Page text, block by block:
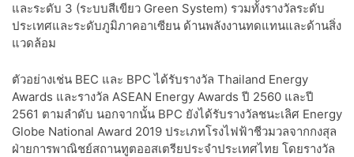
และระดับ 3 (ระบบสีเขียว Green System) รวมทั้งรางวัลระดับ
ประเทศและระดับภูมิภาคอาเซียน ด้านพลังงานทดแทนและด้านสิ่ง
แวดล้อม
ตัวอย่างเช่น BEC และ BPC ได้รับรางวัล Thailand Energy
Awards และรางวัล ASEAN Energy Awards ปี 2560 และปี
2561 ตามลำดับ นอกจากนั้น BPC ยังได้รับรางวัลชนะเลิศ Energy
Globe National Award 2019 ประเภทโรงไฟฟ้าชีวมวลจากกงสุล
ฝ่ายการพาณิชย์สถานทูตออสเตรียประจําประเทศไทย โดยรางวัล